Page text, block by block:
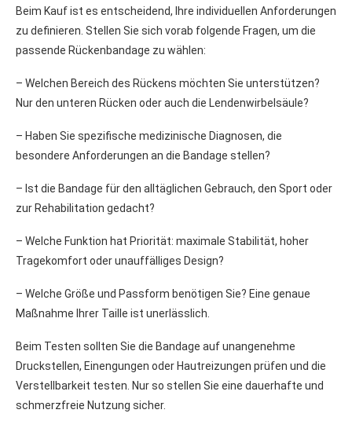
Beim Kauf ist es entscheidend, Ihre individuellen Anforderungen
zu definieren. Stellen Sie sich vorab folgende Fragen, um die
passende Rückenbandage zu wählen:
– Welchen Bereich des Rückens möchten Sie unterstützen?
Nur den unteren Rücken oder auch die Lendenwirbelsäule?
– Haben Sie spezifische medizinische Diagnosen, die
besondere Anforderungen an die Bandage stellen?
– Ist die Bandage für den alltäglichen Gebrauch, den Sport oder
zur Rehabilitation gedacht?
– Welche Funktion hat Priorität: maximale Stabilität, hoher
Tragekomfort oder unauffälliges Design?
– Welche Größe und Passform benötigen Sie? Eine genaue
Maßnahme Ihrer Taille ist unerlässlich.
Beim Testen sollten Sie die Bandage auf unangenehme
Druckstellen, Einengungen oder Hautreizungen prüfen und die
Verstellbarkeit testen. Nur so stellen Sie eine dauerhafte und
schmerzfreie Nutzung sicher.